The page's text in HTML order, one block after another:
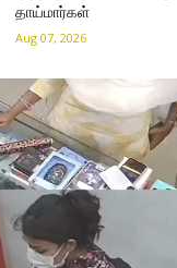
தாய்மார்கள்
Aug 07, 2026